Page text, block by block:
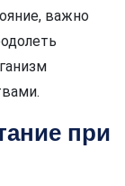
важно
при